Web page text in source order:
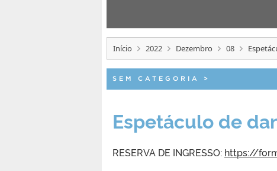
Início 2022 Dezembro 08
SEM CATEGORIA >
Espetáculo de
RESERVA DE INGRESSO: https://